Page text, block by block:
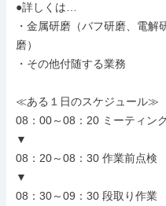
●詳しくは…
・金属研磨（バフ研磨、電
磨）
・その他付随する業務
≪ある１日のスケジュール≫
08：00～08：20 ミーティン
▼
08：20～08：30 作業前点検
▼
08：30～09：30 段取り作業